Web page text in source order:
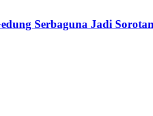
Serbaguna Jadi